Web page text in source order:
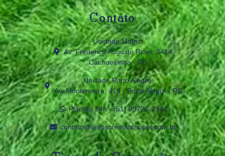
Contato
Unidade Matriz:
Av. Frederico Augusto Ritter, 3414
Cachoeirinha - RS
Unidade Porto Alegre:
Av. Montenegro, 414 - Porto Alegre - RS
Plantão 24h - (51) 99726‑2944
contato@anjoscrematoriopet.com.br